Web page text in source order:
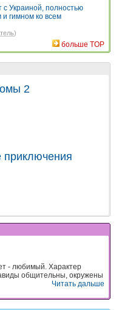
Украиной, полностью
гимном ко всем
)
больше TOP
2
- любимый. Характер
общительны, окружены
Читать дальше